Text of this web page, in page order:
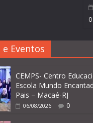
0
Eventos
CEMPS- Centro
Escola Mundo
Pais – Macaé-RJ
06/08/2026 0